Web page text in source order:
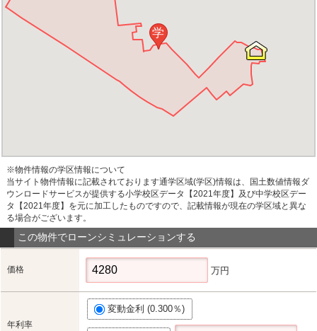
学
※物件情報の学区情報について
当サイト物件情報に記載されております通学区域(学区)情報は、国土数値情報ダ
ウンロードサービスが提供する小学校区データ【2021年度】及び中学校区デー
タ【2021年度】を元に加工したものですので、記載情報が現在の学区域と異な
る場合がございます。
この物件でローンシミュレーションする
価格 万円
年利率
変動金利 (0.300％)